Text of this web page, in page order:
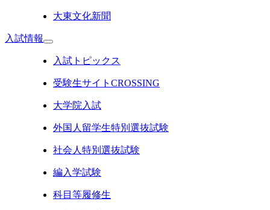
大東文化新聞
入試情報
入試トピックス
受験生サイトCROSSING
大学院入試
外国人留学生特別選抜試験
社会人特別選抜試験
編入学試験
科目等履修生